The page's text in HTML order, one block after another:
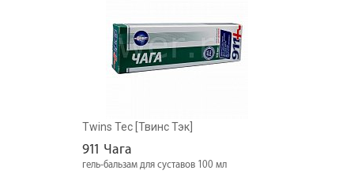
Twins Tec [Твинс Тэк]
911 Чага
гель-бальзам для суставов 100 мл